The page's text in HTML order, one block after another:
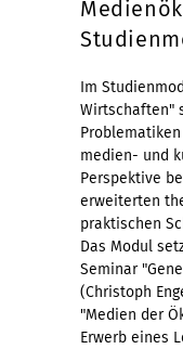
Im
Wirtschaften"
medien- und
Perspektive
erweiterten
praktischen
Das Modul
Seminar
(Christoph
"Medien der
Erwerb eines